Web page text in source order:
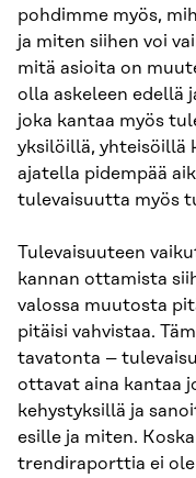
pohdimme myös,
ja miten siihen voi
mitä asioita on
olla askeleen edellä
joka kantaa myös
yksilöillä, yhteisöillä
ajatella pidempää
tulevaisuutta myös
Tulevaisuuteen
kannan ottamista
valossa muutosta
pitäisi vahvistaa.
tavatonta –
ottavat aina kantaa
kehystyksillä ja
esille ja miten.
trendiraporttia ei